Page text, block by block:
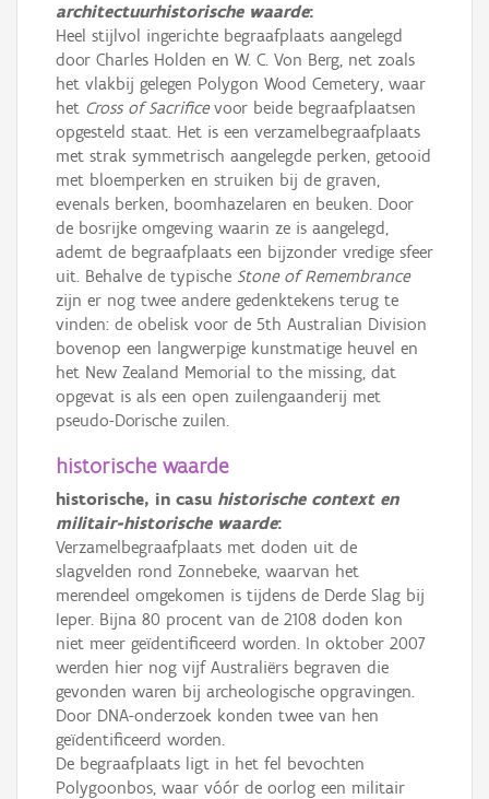
architectuurhistorische waarde:
Heel stijlvol ingerichte begraafplaats aangelegd
door Charles Holden en W. C. Von Berg, net zoals
het vlakbij gelegen Polygon Wood Cemetery, waar
het Cross of Sacrificevoor beide begraafplaatsen
opgesteld staat. Het is een verzamelbegraafplaats
met strak symmetrisch aangelegde perken, getooid
met bloemperken en struiken bij de graven,
evenals berken, boomhazelaren en beuken. Door
de bosrijke omgeving waarin ze is aangelegd,
ademt de begraafplaats een bijzonder vredige sfeer
uit. Behalve de typische Stone of Remembrance
zijn er nog twee andere gedenktekens terug te
vinden: de obelisk voor de 5th Australian Division
bovenop een langwerpige kunstmatige heuvel en
het New Zealand Memorial to the missing, dat
opgevat is als een open zuilengaanderij met
pseudo-Dorische zuilen.
historische waarde
historische, in casu historische context en
militair-historische waarde:
Verzamelbegraafplaats met doden uit de
slagvelden rond Zonnebeke, waarvan het
merendeel omgekomen is tijdens de Derde Slag bij
Ieper. Bijna 80 procent van de 2108 doden kon
niet meer geïdentificeerd worden. In oktober 2007
werden hier nog vijf Australiërs begraven die
gevonden waren bij archeologische opgravingen.
Door DNA-onderzoek konden twee van hen
geïdentificeerd worden.
De begraafplaats ligt in het fel bevochten
Polygoonbos, waar vóór de oorlog een militair